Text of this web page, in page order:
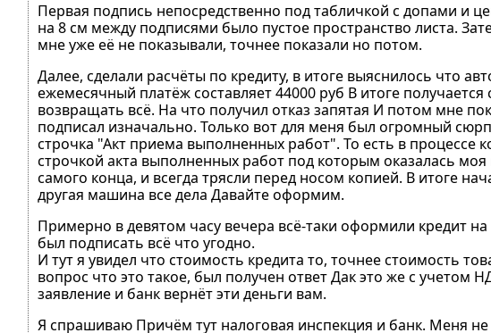
Первая подпись непосредственно под табличкой с допами и
на 8 см между подписями было пустое пространство листа.
мне уже её не показывали, точнее показали но потом.
Далее, сделали расчёты по кредиту, в итоге выяснилось что
ежемесячный платёж составляет 44000 руб В итоге
возвращать всё. На что получил отказ запятая И потом мне
подписал изначально. Только вот для меня был огромный
строчка "Акт приема выполненных работ". То есть в
строчкой акта выполненных работ под которым оказалась
самого конца, и всегда трясли перед носом копией. В итоге
другая машина все дела Давайте оформим.
Примерно в девятом часу вечера всё-таки оформили кредит
был подписать всё что угодно.
И тут я увидел что стоимость кредита то, точнее стоимость
вопрос что это такое, был получен ответ Дак это же с
заявление и банк вернёт эти деньги вам.
Я спрашиваю Причём тут налоговая инспекция и банк. Меня